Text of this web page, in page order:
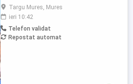
internațională și stabilă? Atunci vino în
echipa Heisterkamp! Angajăm șoferi cu
sau fără experiență și echipaje pentru
transport internațional. Beneficii: training
de inițiere la începutul activității în cadrul
Targu Mures, Mures
ieri 10:42
Telefon validat
Repostat automat